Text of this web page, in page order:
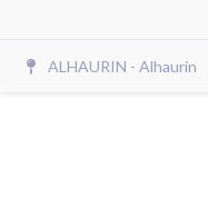
ALHAURIN - Alhaurin